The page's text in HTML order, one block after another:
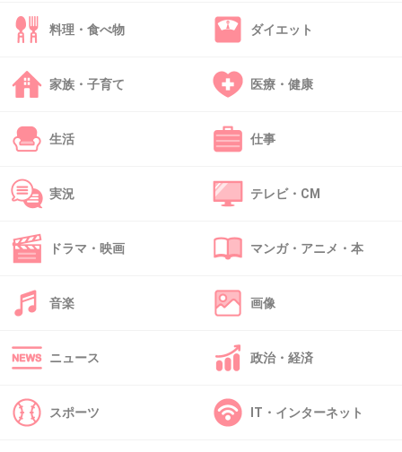
+37
40. 匿名
AKB系とにかく全員いやなんだけど
41. 匿名
メディアに出てはいけないレベルなのに、よく
+35
料理・食べ物 ダイエット
家族・子育て 医療・健康
生活 仕事
実況 テレビ・CM
ドラマ・映画 マンガ・アニメ・本
音楽 画像
ニュース 政治・経済
スポーツ IT・インターネット